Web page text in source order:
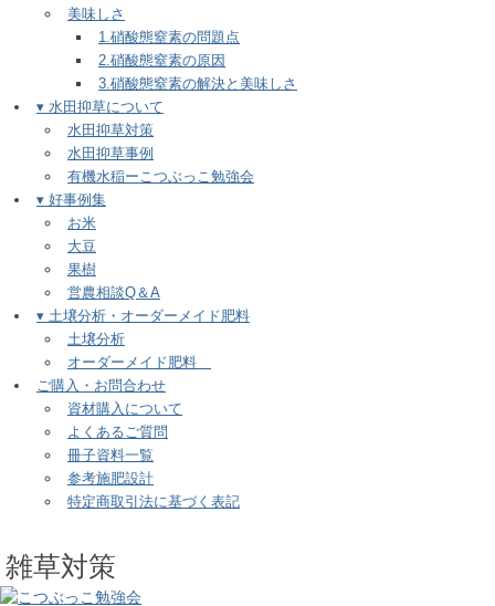
美味しさ
1.硝酸態窒素の問題点
2.硝酸態窒素の原因
3.硝酸態窒素の解決と美味しさ
▾ 水田抑草について
水田抑草対策
水田抑草事例
有機水稲ーこつぶっこ勉強会
▾ 好事例集
お米
大豆
果樹
営農相談Q＆A
▾ 土壌分析・オーダーメイド肥料
土壌分析
オーダーメイド肥料
ご購入・お問合わせ
資材購入について
よくあるご質問
冊子資料一覧
参考施肥設計
特定商取引法に基づく表記
雑草対策